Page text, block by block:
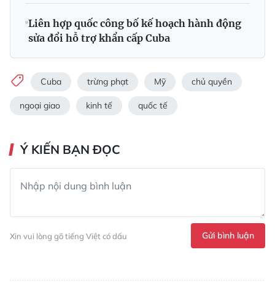
Liên hợp quốc công bố kế hoạch hành động
sửa đổi hỗ trợ khẩn cấp Cuba
Cuba trừng phạt Mỹ chủ quyền
ngoại giao kinh tế quốc tế
Ý KIẾN BẠN ĐỌC
Xin vui lòng gõ tiếng Việt có dấu Gửi bình luận